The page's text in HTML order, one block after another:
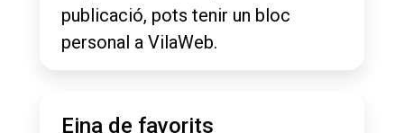
publicació, pots tenir un bloc
personal a VilaWeb.
Eina de favorits